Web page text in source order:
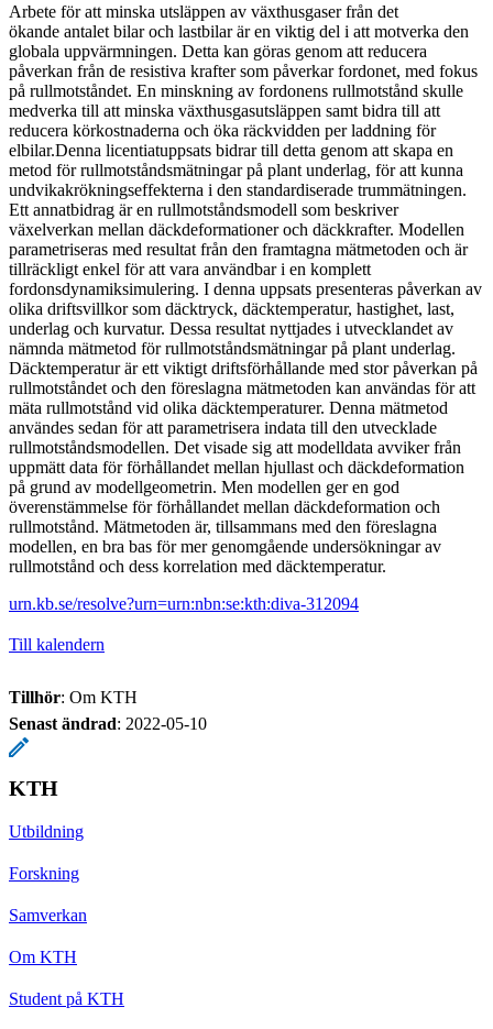
Arbete för att minska utsläppen av växthusgaser från det
ökande antalet bilar och lastbilar är en viktig del i att motverka den
globala uppvärmningen. Detta kan göras genom att reducera
påverkan från de resistiva krafter som påverkar fordonet, med fokus
på rullmotståndet. En minskning av fordonens rullmotstånd skulle
medverka till att minska växthusgasutsläppen samt bidra till att
reducera körkostnaderna och öka räckvidden per laddning för
elbilar.Denna licentiatuppsats bidrar till detta genom att skapa en
metod för rullmotståndsmätningar på plant underlag, för att kunna
undvikakrökningseffekterna i den standardiserade trummätningen.
Ett annatbidrag är en rullmotståndsmodell som beskriver
växelverkan mellan däckdeformationer och däckkrafter. Modellen
parametriseras med resultat från den framtagna mätmetoden och är
tillräckligt enkel för att vara användbar i en komplett
fordonsdynamiksimulering. I denna uppsats presenteras påverkan av
olika driftsvillkor som däcktryck, däcktemperatur, hastighet, last,
underlag och kurvatur. Dessa resultat nyttjades i utvecklandet av
nämnda mätmetod för rullmotståndsmätningar på plant underlag.
Däcktemperatur är ett viktigt driftsförhållande med stor påverkan på
rullmotståndet och den föreslagna mätmetoden kan användas för att
mäta rullmotstånd vid olika däcktemperaturer. Denna mätmetod
användes sedan för att parametrisera indata till den utvecklade
rullmotståndsmodellen. Det visade sig att modelldata avviker från
uppmätt data för förhållandet mellan hjullast och däckdeformation
på grund av modellgeometrin. Men modellen ger en god
överenstämmelse för förhållandet mellan däckdeformation och
rullmotstånd. Mätmetoden är, tillsammans med den föreslagna
modellen, en bra bas för mer genomgående undersökningar av
rullmotstånd och dess korrelation med däcktemperatur.
urn.kb.se/resolve?urn=urn:nbn:se:kth:diva-312094
Till kalendern
Tillhör: Om KTH
Senast ändrad: 2022-05-10
KTH
Utbildning
Forskning
Samverkan
Om KTH
Student på KTH